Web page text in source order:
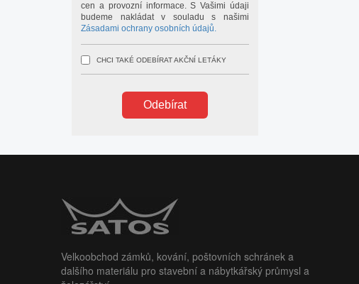
cen a provozní informace. S Vašimi údaji
budeme nakládat v souladu s našimi
Zásadami ochrany osobních údajů.
CHCI TAKÉ ODEBÍRAT AKČNÍ LETÁKY
Odebírat
Velkoobchod zámků, kování, poštovních schránek a
dalšího materiálu pro stavební a nábytkářský průmysl a